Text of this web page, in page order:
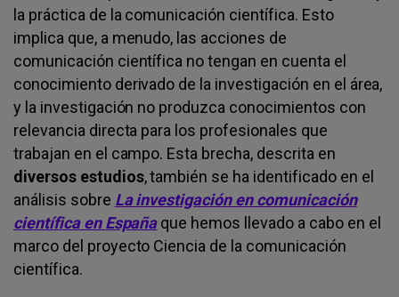
la práctica de la comunicación científica. Esto
implica que, a menudo, las acciones de
comunicación científica no tengan en cuenta el
conocimiento derivado de la investigación en el área,
y la investigación no produzca conocimientos con
relevancia directa para los profesionales que
trabajan en el campo. Esta brecha, descrita en
diversos estudios, también se ha identificado en el
análisis sobre La investigación en comunicación
científica en Españaque hemos llevado a cabo en el
marco del proyecto Ciencia de la comunicación
científica.